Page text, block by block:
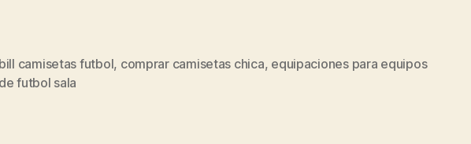
bill camisetas futbol, comprar camisetas chica, equipaciones para equipos
de futbol sala